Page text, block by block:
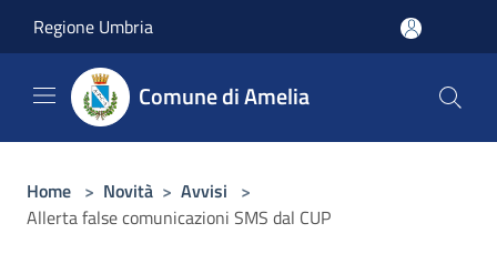
Regione Umbria
Comune di Amelia
Home > Novità > Avvisi >
Allerta false comunicazioni SMS dal CUP